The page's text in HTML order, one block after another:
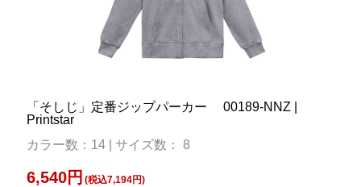
「そしじ」定番ジップパーカー 00189-NNZ |
Printstar
カラー数：14 | サイズ数： 8
6,540円 (税込7,194円)